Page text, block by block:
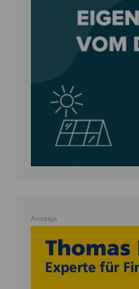
Anzeige